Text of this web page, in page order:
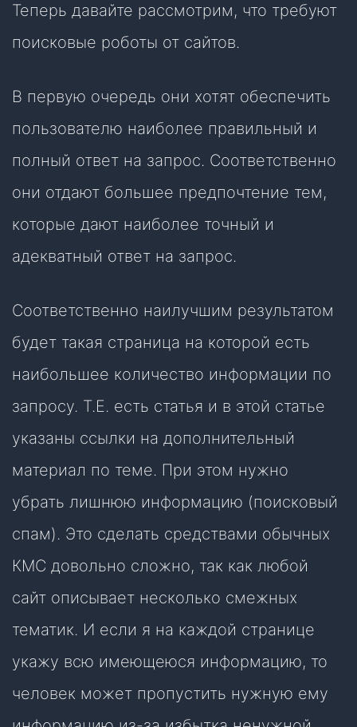
Теперь давайте рассмотрим, что требуют
поисковые роботы от сайтов.
В первую очередь они хотят обеспечить
пользователю наиболее правильный и
полный ответ на запрос. Соответственно
они отдают большее предпочтение тем,
которые дают наиболее точный и
адекватный ответ на запрос.
Соответственно наилучшим результатом
будет такая страница на которой есть
наибольшее количество информации по
запросу. Т.Е. есть статья и в этой статье
указаны ссылки на дополнительный
материал по теме. При этом нужно
убрать лишнюю информацию (поисковый
спам). Это сделать средствами обычных
КМС довольно сложно, так как любой
сайт описывает несколько смежных
тематик. И если я на каждой странице
укажу всю имеющеюся информацию, то
человек может пропустить нужную ему